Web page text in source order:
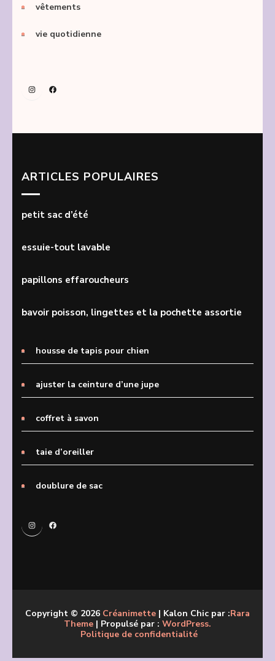
vêtements
vie quotidienne
InstagramFacebook
ARTICLES POPULAIRES
petit sac d’été
essuie-tout lavable
papillons effaroucheurs
bavoir poisson, lingettes et la pochette assortie
housse de tapis pour chien
ajuster la ceinture d’une jupe
coffret à savon
taie d’oreiller
doublure de sac
InstagramFacebook
Copyright © 2026 Créanimette | Kalon Chic par :Rara
Theme | Propulsé par : WordPress.
Politique de confidentialité